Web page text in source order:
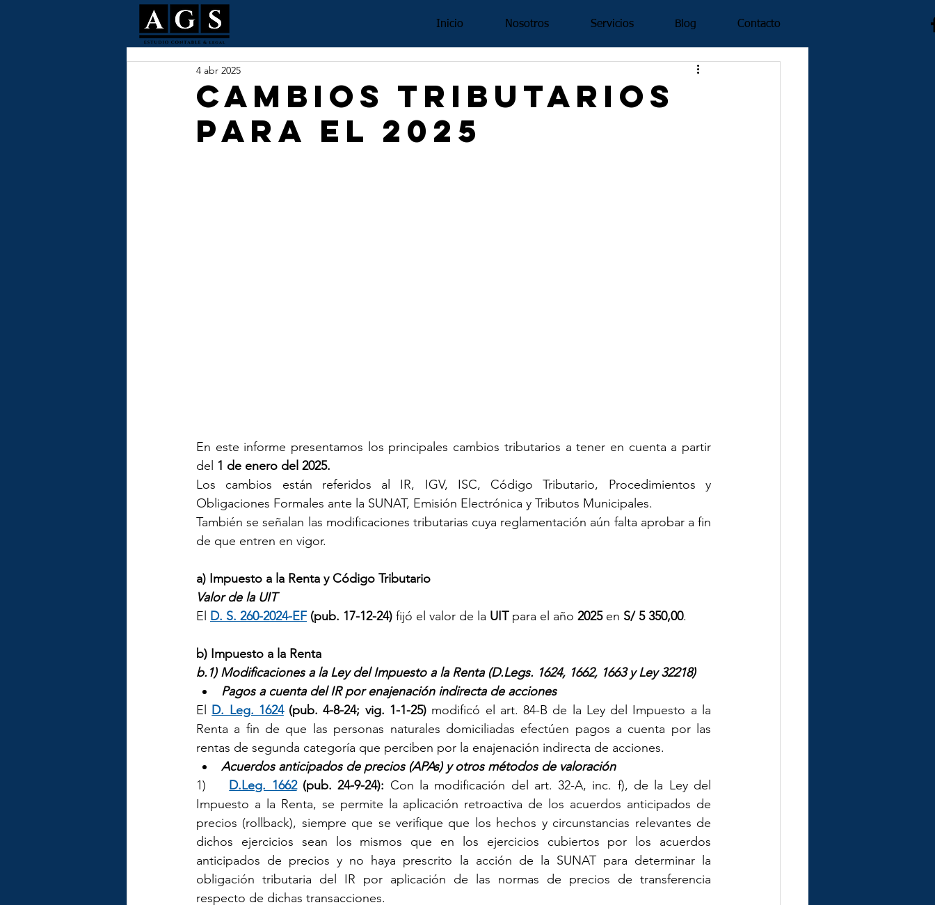
Inicio Nosotros Servicios Blog Contacto
Cambios tributarios
para el 2025
4 abr 2025
En este informe presentamos los principales cambios tributarios a tener en cuenta a partir
del 1 de enero del 2025.
Los cambios están referidos al IR, IGV, ISC, Código Tributario, Procedimientos y
Obligaciones Formales ante la SUNAT, Emisión Electrónica y Tributos Municipales.
También se señalan las modificaciones tributarias cuya reglamentación aún falta aprobar a fin
de que entren en vigor.
a) Impuesto a la Renta y Código Tributario
Valor de la UIT
El D. S. 260-2024-EF (pub. 17-12-24) fijó el valor de la UIT para el año 2025 en S/ 5 350,00.
b) Impuesto a la Renta
b.1) Modificaciones a la Ley del Impuesto a la Renta (D.Legs. 1624, 1662, 1663 y Ley 32218)
Pagos a cuenta del IR por enajenación indirecta de acciones
El D. Leg. 1624 (pub. 4-8-24; vig. 1-1-25) modificó el art. 84-B de la Ley del Impuesto a la
Renta a fin de que las personas naturales domiciliadas efectúen pagos a cuenta por las
rentas de segunda categoría que perciben por la enajenación indirecta de acciones.
Acuerdos anticipados de precios (APAs) y otros métodos de valoración
1) D.Leg. 1662 (pub. 24-9-24): Con la modificación del art. 32-A, inc. f), de la Ley del
Impuesto a la Renta, se permite la aplicación retroactiva de los acuerdos anticipados de
precios (rollback), siempre que se verifique que los hechos y circunstancias relevantes de
dichos ejercicios sean los mismos que en los ejercicios cubiertos por los acuerdos
anticipados de precios y no haya prescrito la acción de la SUNAT para determinar la
obligación tributaria del IR por aplicación de las normas de precios de transferencia
respecto de dichas transacciones.